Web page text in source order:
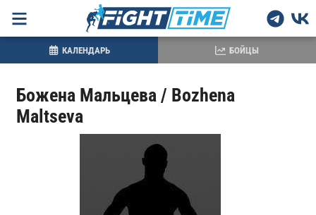
Божена Мальцева / Bozhena
Maltseva
КАЛЕНДАРЬ БОЙЦЫ